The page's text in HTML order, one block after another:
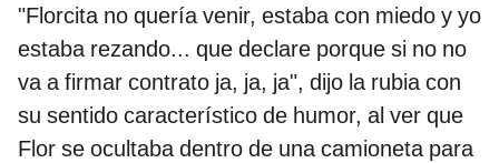
"Florcita no quería venir, estaba con miedo y yo
estaba rezando... que declare porque si no no
va a firmar contrato ja, ja, ja", dijo la rubia con
su sentido característico de humor, al ver que
Flor se ocultaba dentro de una camioneta para